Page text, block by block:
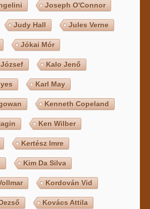
Joseph O'Connor
Judy Hall Jules Verne
Jókai Mór
Kalo Jenő
Karl May
Kenneth Copeland
Ken Wilber
Kertész Imre
Kim Da Silva
Kordován Vid
Kovács Attila